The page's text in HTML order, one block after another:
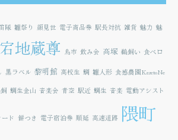
隊 雛祭り 顔見世 電子商品券 駅長対抗 雑貨 魅力 魅
地蔵尊 鳥市 飲み会 高塚 鵜飼い 食べロ
黒ラベル 黎明館 高校生 鯛 雛人形 食感農園KazetoNe
鯛生金山 音楽会 青空 駅近 鯛生 音楽 電動アシスト
ド 餅つき 電子宿泊券 順延 高速道路 隈町